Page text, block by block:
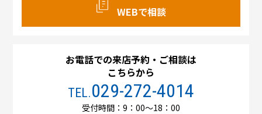
WEBで相談
お電話での来店予約・ご相談は
こちらから
TEL.029-272-4014
受付時間：9：00～18：00